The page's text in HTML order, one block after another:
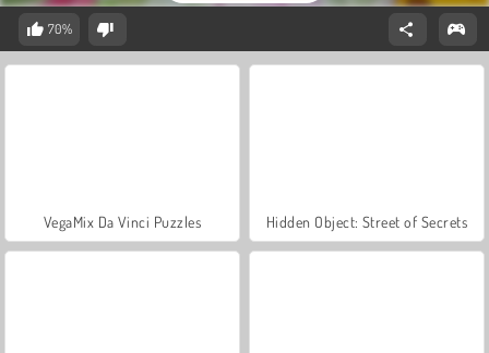
70%
VegaMix Da Vinci Puzzles Hidden Object: Street of Secrets